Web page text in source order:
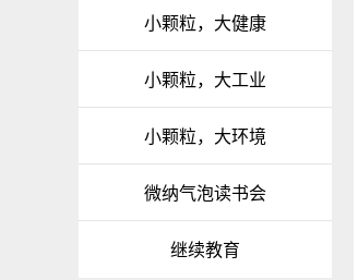
小颗粒，大健康
小颗粒，大工业
小颗粒，大环境
微纳气泡读书会
继续教育